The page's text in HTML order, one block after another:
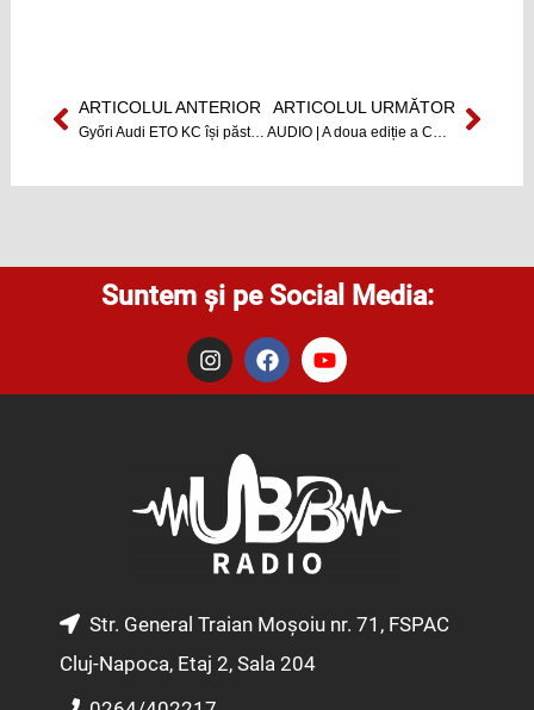
Prev
ARTICOLUL ANTERIOR
Győri Audi ETO KC își păstrează titlul, ridicând pentru a patra oară trofeul Champions League
ARTICOLUL URMĂTORNext
Suntem și pe Social Media:
I
n
s
m
F
a
c
o
k
Y
o
u
e
Str. General Traian Moșoiu nr. 71, FSPAC
Cluj-Napoca, Etaj 2, Sala 204